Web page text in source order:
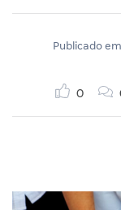
Publicado em
0